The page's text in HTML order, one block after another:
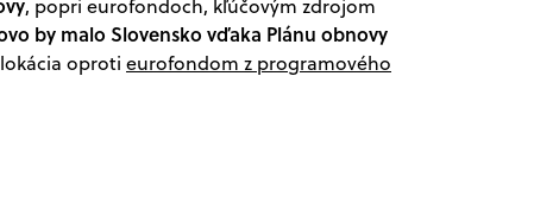
, popri eurofondoch, kľúčovým zdrojom
by malo Slovensko vďaka Plánu obnovy
oproti eurofondom z programového